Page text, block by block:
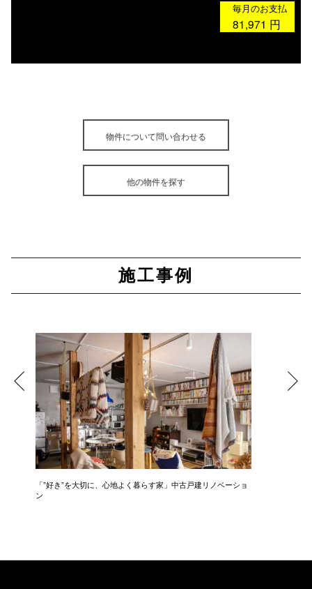
毎月のお支払
81,971 円
物件について問い合わせる
他の物件を探す
施工事例
「”好き”を大切に、心地よく暮らす家」中古戸建リノベーショ
ン